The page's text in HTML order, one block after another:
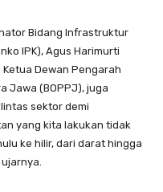
Bidang Infrastruktur
IPK), Agus Harimurti
Dewan Pengarah
Jawa (BOPPJ), juga
sektor demi
yang kita lakukan tidak
ke hilir, dari darat hingga